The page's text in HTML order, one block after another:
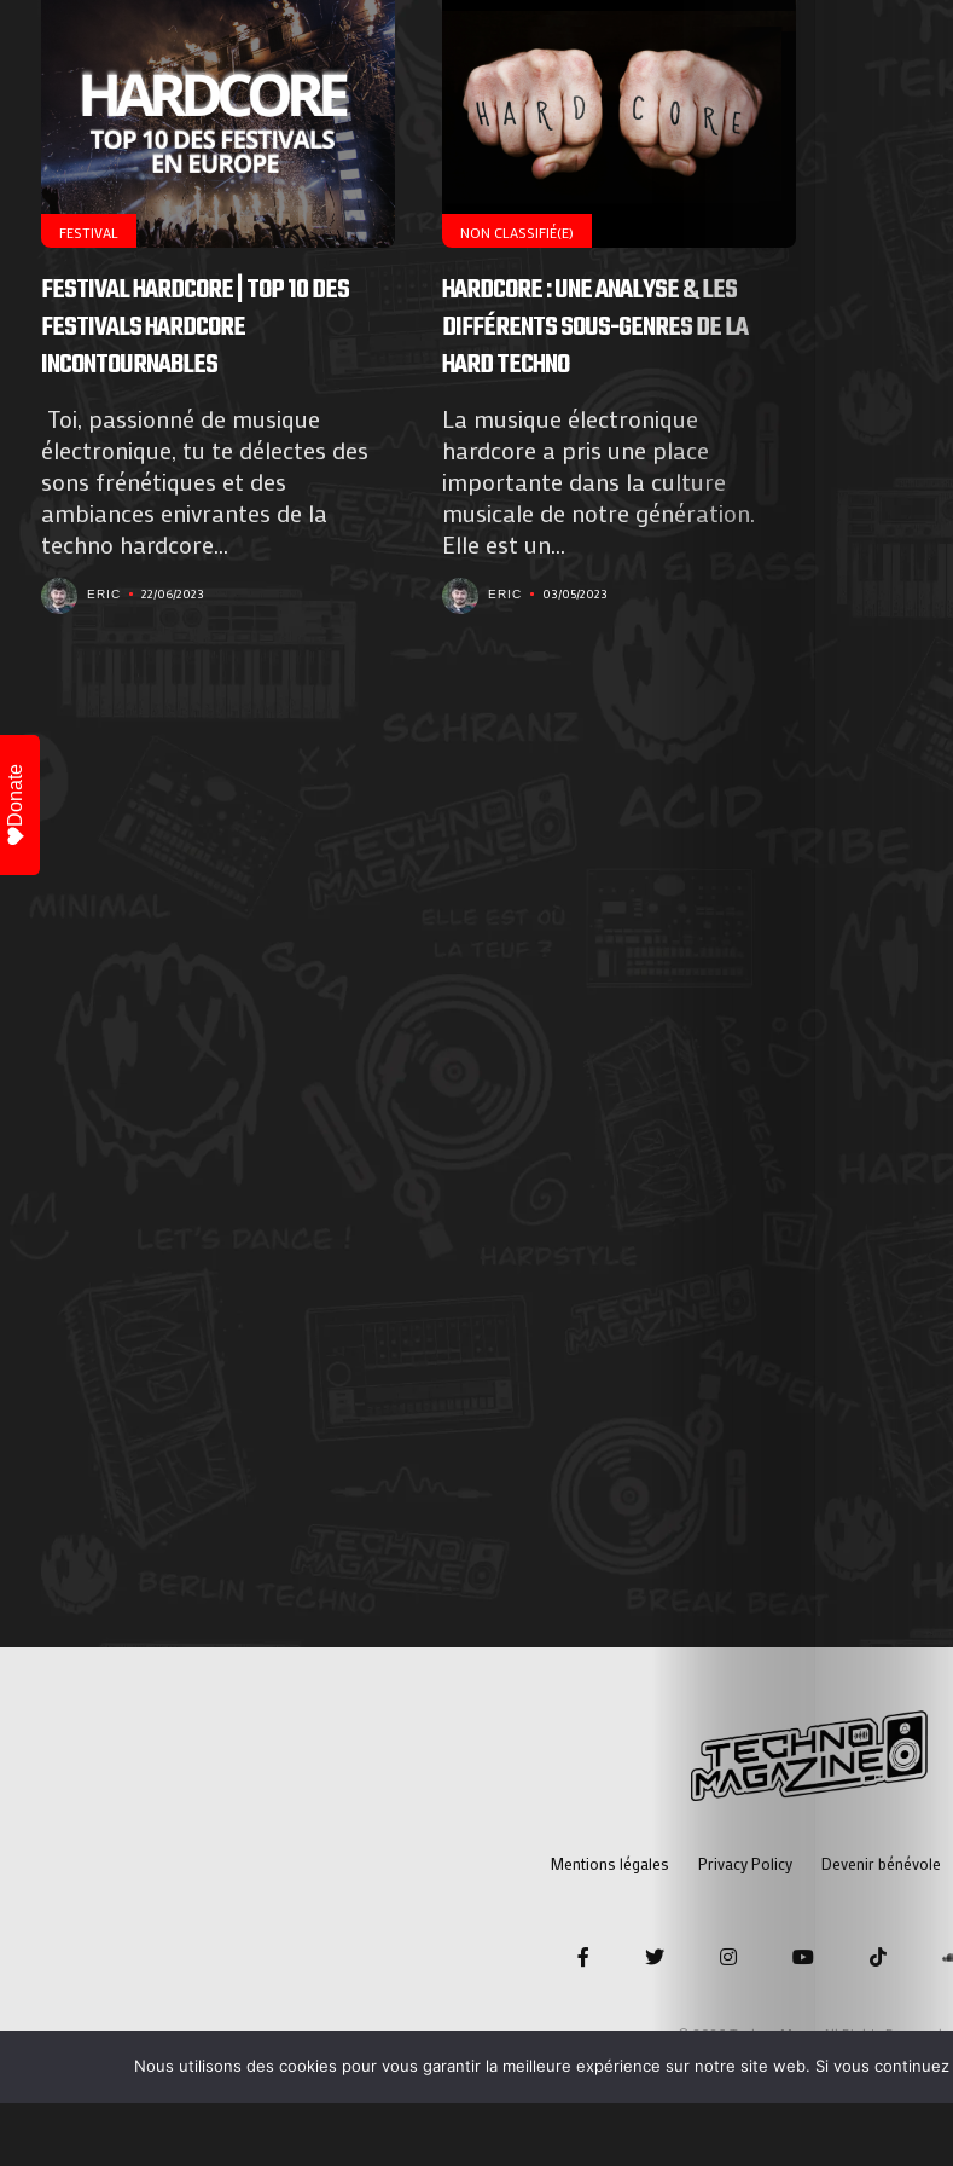
FESTIVAL
FESTIVAL HARDCORE | TOP 10 DES
FESTIVALS HARDCORE
INCONTOURNABLES
Toi, passionné de musique
électronique, tu te délectes des
sons frénétiques et des
ambiances enivrantes de la
techno hardcore...
ERIC 22/06/2023
NON CLASSIFIÉ(E)
HARDCORE : UNE ANALYSE & LES
DIFFÉRENTS SOUS-GENRES DE LA
HARD TECHNO
La musique électronique
hardcore a pris une place
importante dans la culture
musicale de notre génération.
Elle est un...
ERIC 03/05/2023
Mentions légales Privacy Policy Devenir bénévole
© 2026 Techno Mag - All Rights Reserved.
Nous utilisons des cookies pour vous garantir la meilleure expérience sur notre site web. Si vous
Donate